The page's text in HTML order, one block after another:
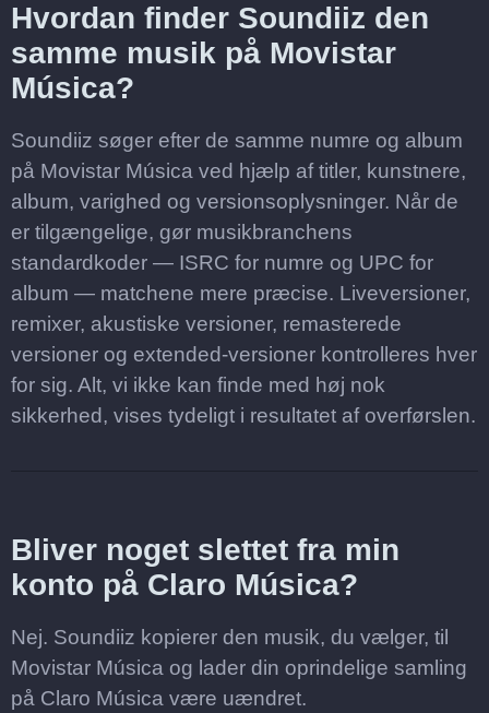
Hvordan finder Soundiiz den
samme musik på Movistar
Música?
Soundiiz søger efter de samme numre og album
på Movistar Música ved hjælp af titler, kunstnere,
album, varighed og versionsoplysninger. Når de
er tilgængelige, gør musikbranchens
standardkoder — ISRC for numre og UPC for
album — matchene mere præcise. Liveversioner,
remixer, akustiske versioner, remasterede
versioner og extended-versioner kontrolleres hver
for sig. Alt, vi ikke kan finde med høj nok
sikkerhed, vises tydeligt i resultatet af overførslen.
Bliver noget slettet fra min
konto på Claro Música?
Nej. Soundiiz kopierer den musik, du vælger, til
Movistar Música og lader din oprindelige samling
på Claro Música være uændret.